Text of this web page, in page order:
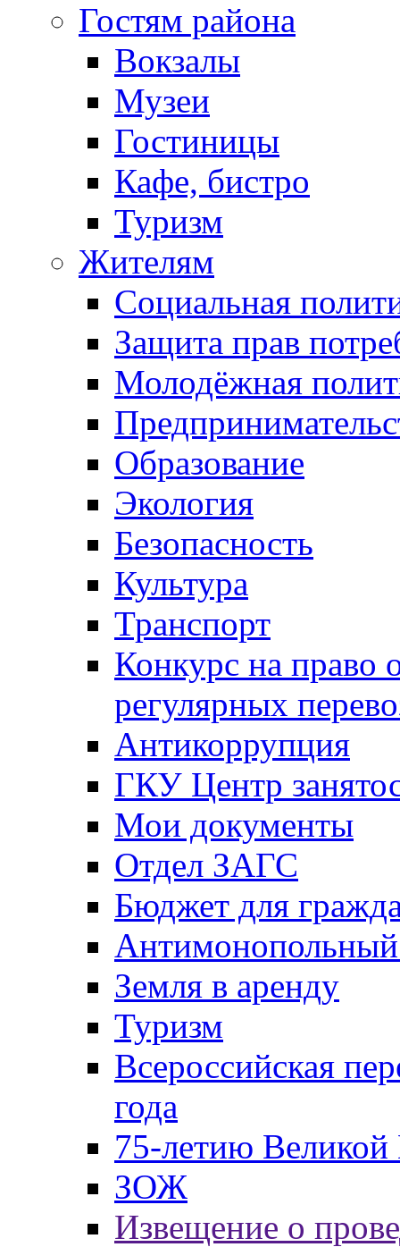
Гостям района
Вокзалы
Музеи
Гостиницы
Кафе, бистро
Туризм
Жителям
Социальная
Защита прав
Молодёжная
Образование
Экология
Безопасность
Культура
Транспорт
Конкурс на право
регулярных
Антикоррупция
ГКУ Центр
Мои документы
Отдел ЗАГС
Бюджет для
Антимонопольный
Земля в аренду
Туризм
Всероссийская
года
75-летию
ЗОЖ
Извещение о